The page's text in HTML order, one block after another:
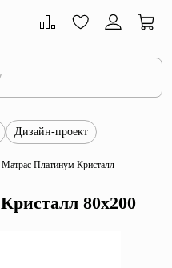
Дизайн-проект
Матрас Платинум Кристалл
80x200